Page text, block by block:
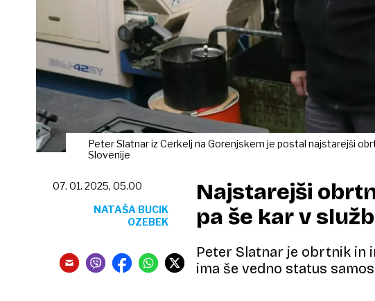
Peter Slatnar iz Cerkelj na Gorenjskem je postal najstarejši
Slovenije
Najstarejši
pa še kar v
Peter Slatnar je obrtnik in
ima še vedno status
07. 01. 2025, 05.00
NATAŠA BUCIK
OZEBEK